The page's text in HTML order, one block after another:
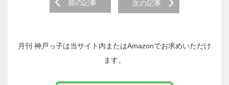
稿
前の記事 次の記事
月刊 神戸っ子は当サイト内またはAmazonでお求めいただけ
ます。